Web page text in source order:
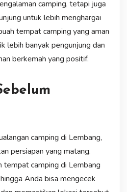
camping, tetapi juga
untuk lebih menghargai
tempat camping yang aman
lebih banyak pengunjung dan
berkemah yang positif.
camping di Lembang,
persiapan yang matang.
tempat camping di Lembang
Anda bisa mengecek